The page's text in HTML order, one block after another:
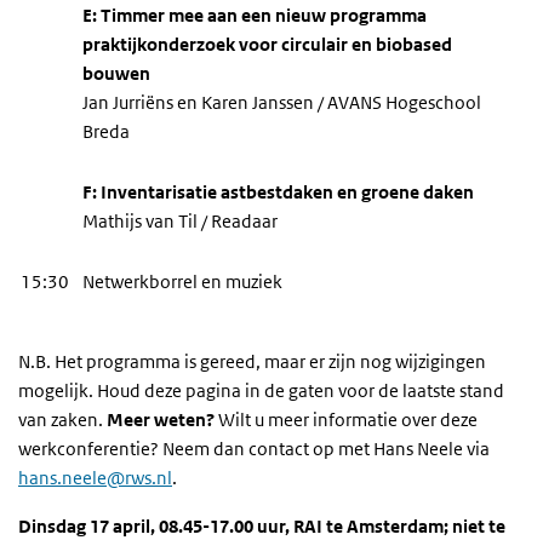
E: Timmer mee aan een nieuw programma
praktijkonderzoek voor circulair en biobased
bouwen
Jan Jurriëns en Karen Janssen / AVANS Hogeschool
Breda
F: Inventarisatie astbestdaken en groene daken
Mathijs van Til / Readaar
15:30 Netwerkborrel en muziek
N.B. Het programma is gereed, maar er zijn nog wijzigingen
mogelijk. Houd deze pagina in de gaten voor de laatste stand
van zaken. Meer weten?Wilt u meer informatie over deze
werkconferentie? Neem dan contact op met Hans Neele via
hans.neele@rws.nl.
Dinsdag 17 april, 08.45-17.00 uur, RAI te Amsterdam; niet te